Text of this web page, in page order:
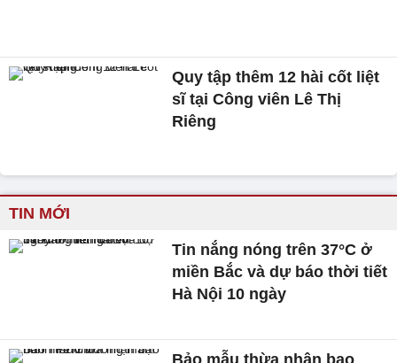
Quy tập thêm 12 hài cốt liệt
sĩ tại Công viên Lê Thị
Riêng
TIN MỚI
Tin nắng nóng trên 37°C ở
miền Bắc và dự báo thời tiết
Hà Nội 10 ngày
Bảo mẫu thừa nhận bạo